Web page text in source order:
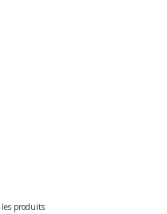
produits